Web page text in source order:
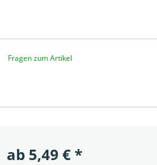
Fragen zum Artikel
ab 5,49 €*